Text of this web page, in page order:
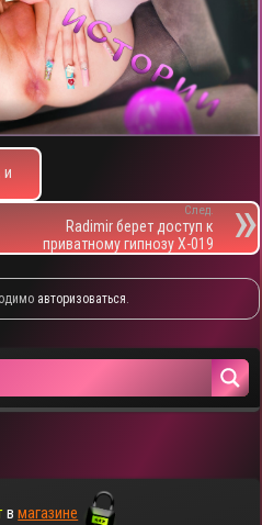
и
След.
Radimir берет доступ к
приватному гипнозу X-019
авторизоваться.
вмагазине